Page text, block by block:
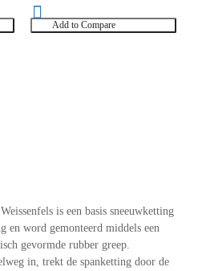
Add to Compare
is een basis sneeuwketting
en word gemonteerd middels een
gevormde rubber greep.
in, trekt de spanketting door de